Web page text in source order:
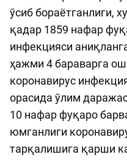
ўсиб бораётганлиги,
қадар 1859 нафар
инфекцияси
ҳажми 4 бараварга
коронавирус
орасида ўлим
10 нафар фуқаро
юмганлиги
тарқалишига қарши